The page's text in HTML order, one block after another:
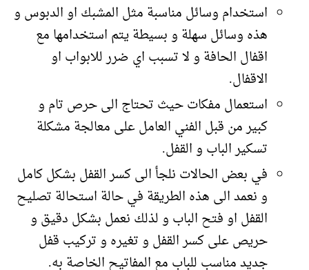
استخدام وسائل مناسبة مثل المشبك او الدبوس و
هذه وسائل سهلة و بسيطة يتم استخدامها مع
اقفال الحافة و لا تسبب اي ضرر للابواب او
الاقفال.
استعمال مفكات حيث تحتاج الى حرص تام و
كبير من قبل الفني العامل على معالجة مشكلة
تسكير الباب و القفل.
في بعض الحالات نلجأ الى كسر القفل بشكل كامل
و نعمد الى هذه الطريقة في حالة استحالة تصليح
القفل او فتح الباب و لذلك نعمل بشكل دقيق و
حريص على كسر القفل و تغيره و تركيب قفل
جديد مناسب للباب مع المفاتيح الخاصة به.